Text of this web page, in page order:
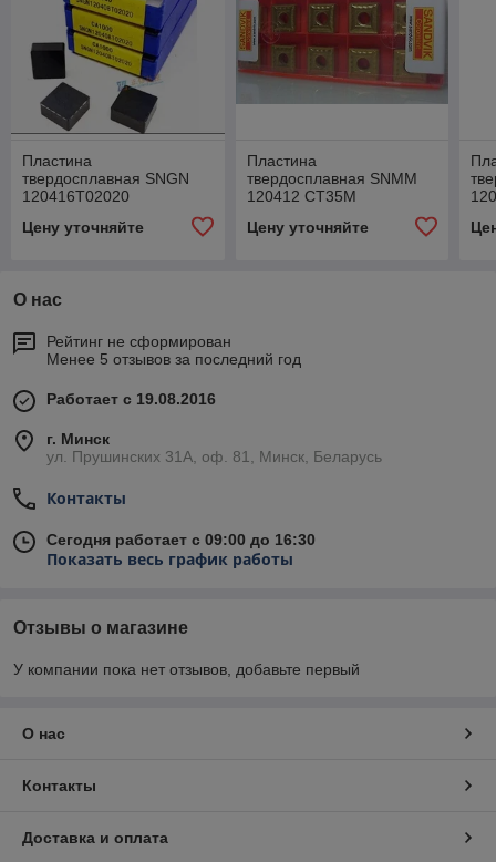
Пластина
твердосплавная SNGN
120416T02020
Цену уточняйте
Пластина
твердосплавная SNMM
120412 CT35M
Цену уточняйте
О нас
Рейтинг не сформирован
Менее 5 отзывов за последний год
Работает с 19.08.2016
г. Минск
ул. Прушинских 31А, оф. 81, Минск, Беларусь
Контакты
Сегодня работает с 09:00 до 16:30
Показать весь график работы
Отзывы о магазине
У компании пока нет отзывов, добавьте первый
О нас
Контакты
Доставка и оплата